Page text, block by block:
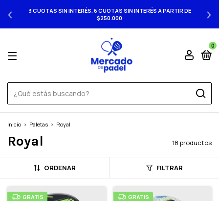
3 CUOTAS SIN INTERÉS. 6 CUOTAS SIN INTERÉS A PARTIR DE
$250.000
0
Inicio > Paletas > Royal
Royal 18 productos
ORDENAR FILTRAR
GRATIS GRATIS